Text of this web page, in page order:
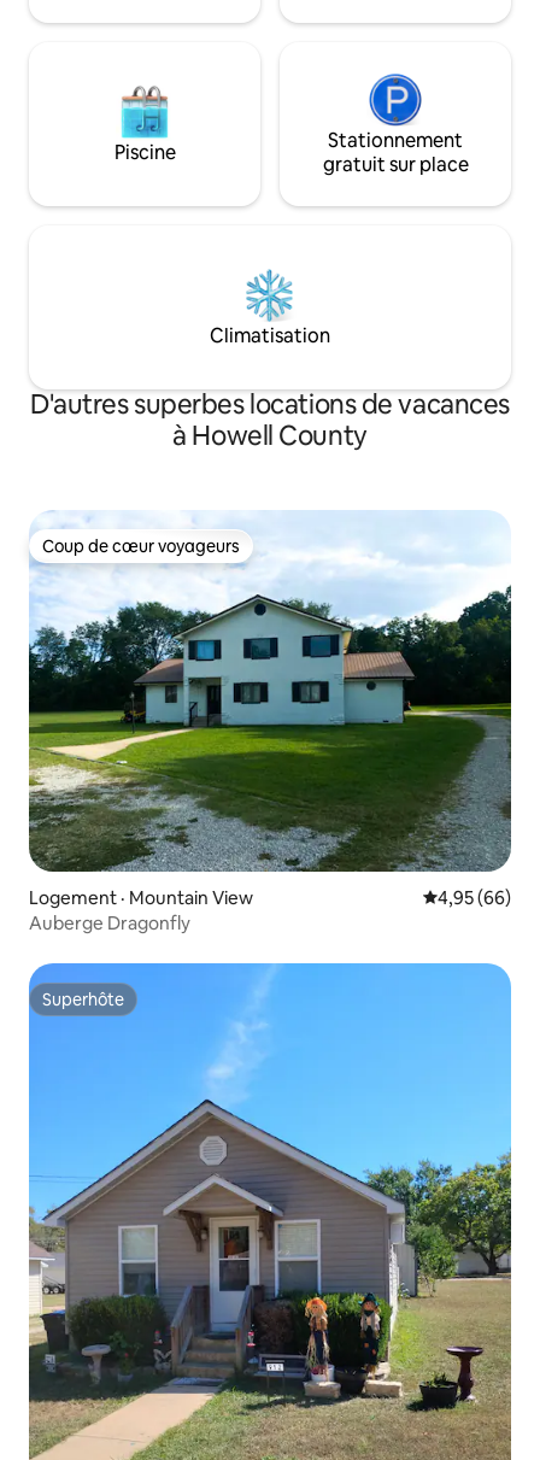
propre et accueillant et nous avons hâte
ANIMAUX DE
Piscine
Stationnement
gratuit sur place
Climatisation
D'autres superbes locations de vacances
à Howell County
Coup de cœur voyageurs
Coup de cœur voyageurs
Logement · Mountain View Note
4,95 (66)
Auberge Dragonfly
Superhôte
Superhôte